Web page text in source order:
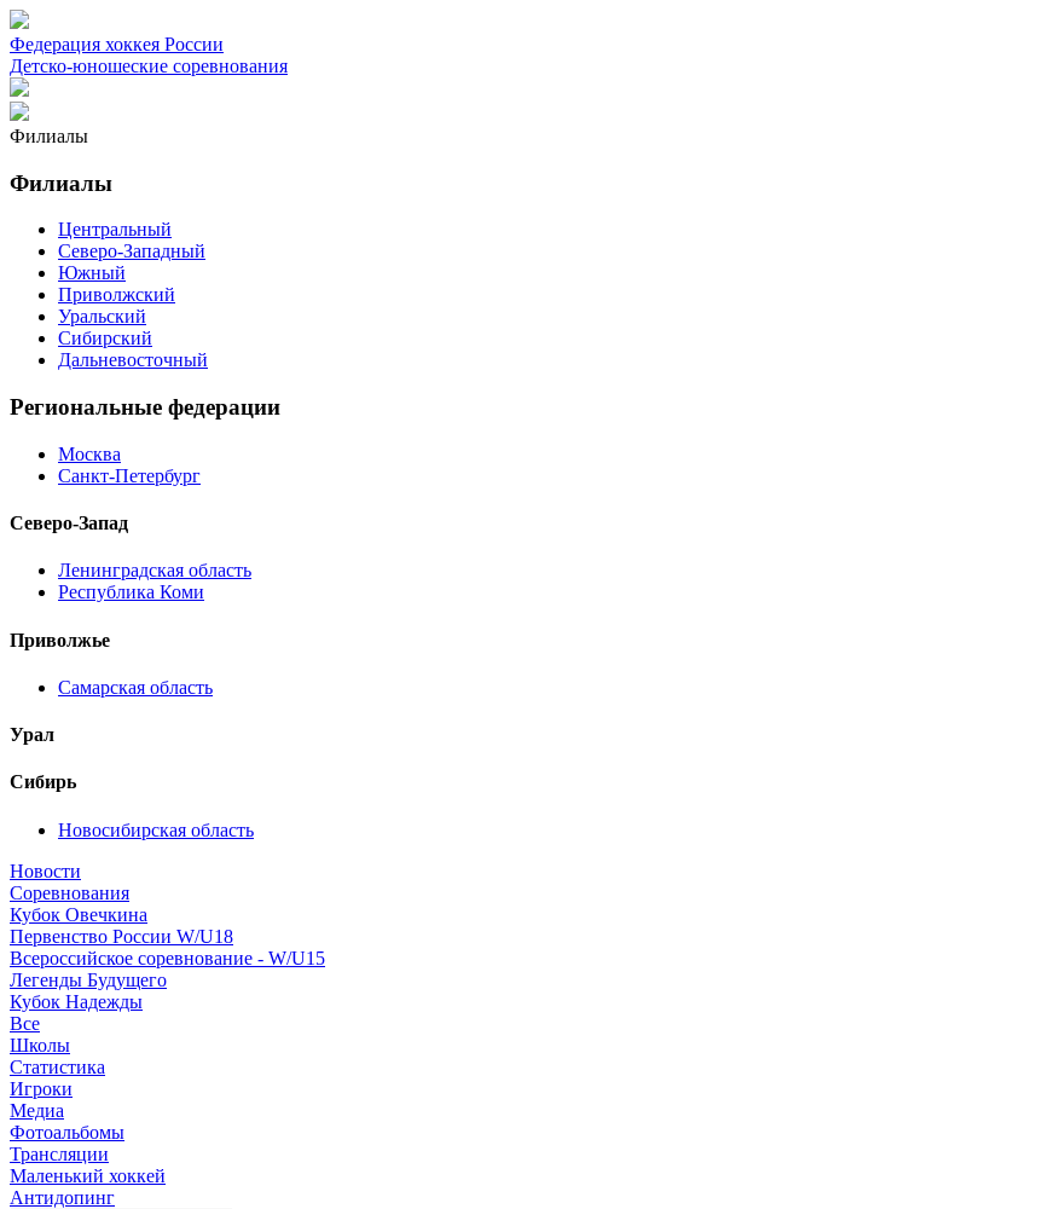
Федерация хоккея России
Детско-юношеские соревнования
Филиалы
Филиалы
Центральный
Северо-Западный
Южный
Приволжский
Уральский
Сибирский
Дальневосточный
Региональные федерации
Москва
Санкт-Петербург
Северо-Запад
Ленинградская область
Республика Коми
Приволжье
Самарская область
Урал
Сибирь
Новосибирская область
Новости
Соревнования
Кубок Овечкина
Первенство России W/U18
Всероссийское соревнование - W/U15
Легенды Будущего
Кубок Надежды
Все
Школы
Статистика
Игроки
Медиа
Фотоальбомы
Трансляции
Маленький хоккей
Антидопинг